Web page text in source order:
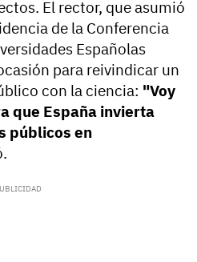
El rector, que asumió
de la Conferencia
Españolas
para reivindicar un
con la ciencia: "Voy
que España invierta
públicos en